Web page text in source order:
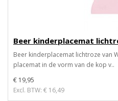
Beer kinderplacemat
Beer kinderplacemat lichtroze van
placemat in de vorm van de kop v..
€ 19,95
Excl. BTW: € 16,49